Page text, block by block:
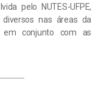
pelo NUTES-UFPE,
nas áreas da
em conjunto com as